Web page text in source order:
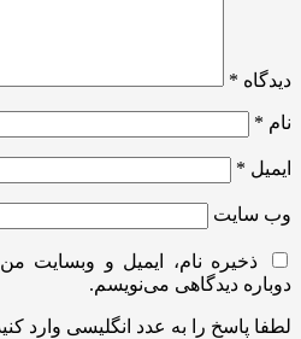
دیدگاه *
نام *
ایمیل *
وب‌ سایت
ذخیره نام، ایمیل و وبسایت
دوباره دیدگاهی می‌نویسم.
لطفا پاسخ را به عدد انگلیسی وارد